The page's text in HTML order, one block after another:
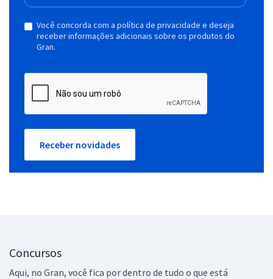
Você concorda com a política de privacidade e deseja
receber informações adicionais sobre os produtos do
Gran.
Receber novidades
Concursos
Aqui, no Gran, você fica por dentro de tudo o que está